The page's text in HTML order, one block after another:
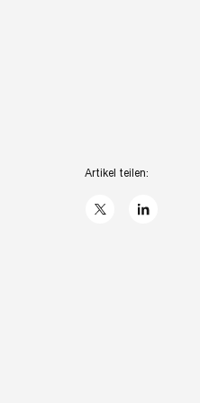
Artikel teilen:
X linkedIn